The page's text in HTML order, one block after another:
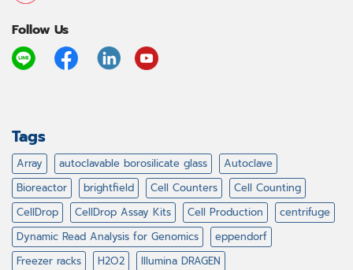
Follow Us
Tags
Array autoclavable borosilicate glass
Autoclave
Bioreactor
brightfield Cell Counters
Cell Counting
CellDrop
CellDrop Assay Kits Cell Production
centrifuge
Dynamic Read Analysis for Genomics
eppendorf
Freezer racks
H2O2
Illumina DRAGEN